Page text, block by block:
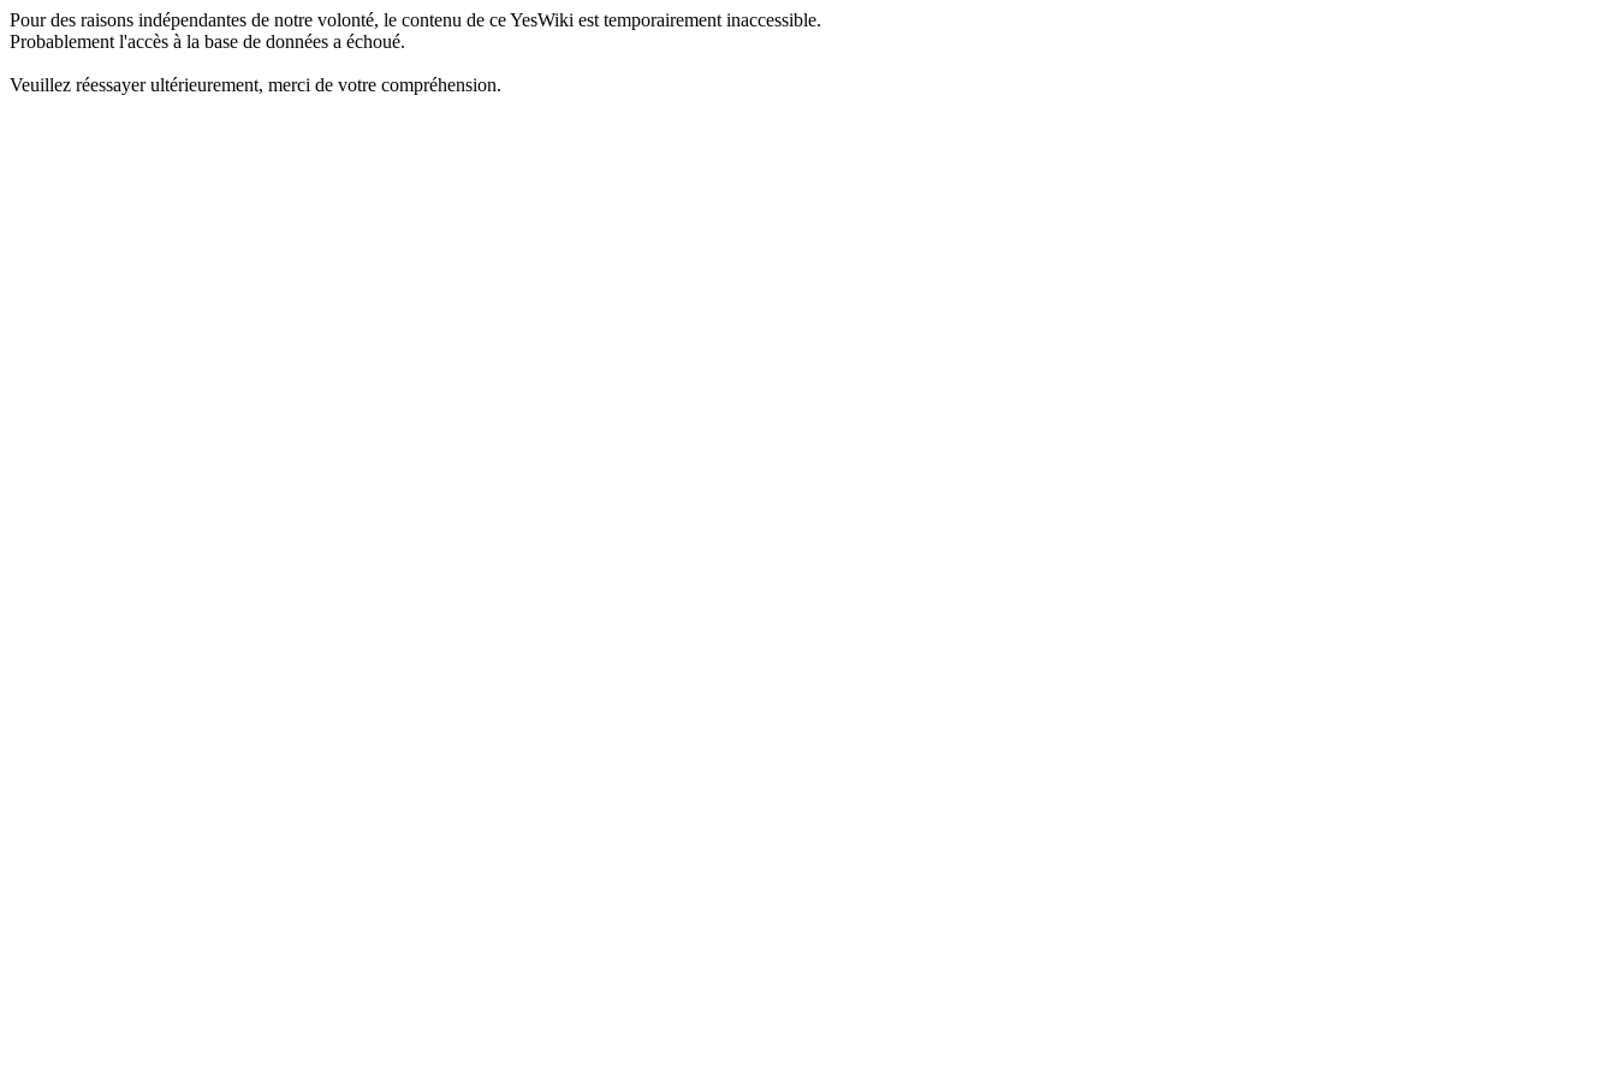
Pour des raisons indépendantes de notre volonté, le contenu de ce YesWiki est temporairement inaccessible.
Probablement l'accès à la base de données a échoué.
Veuillez réessayer ultérieurement, merci de votre compréhension.